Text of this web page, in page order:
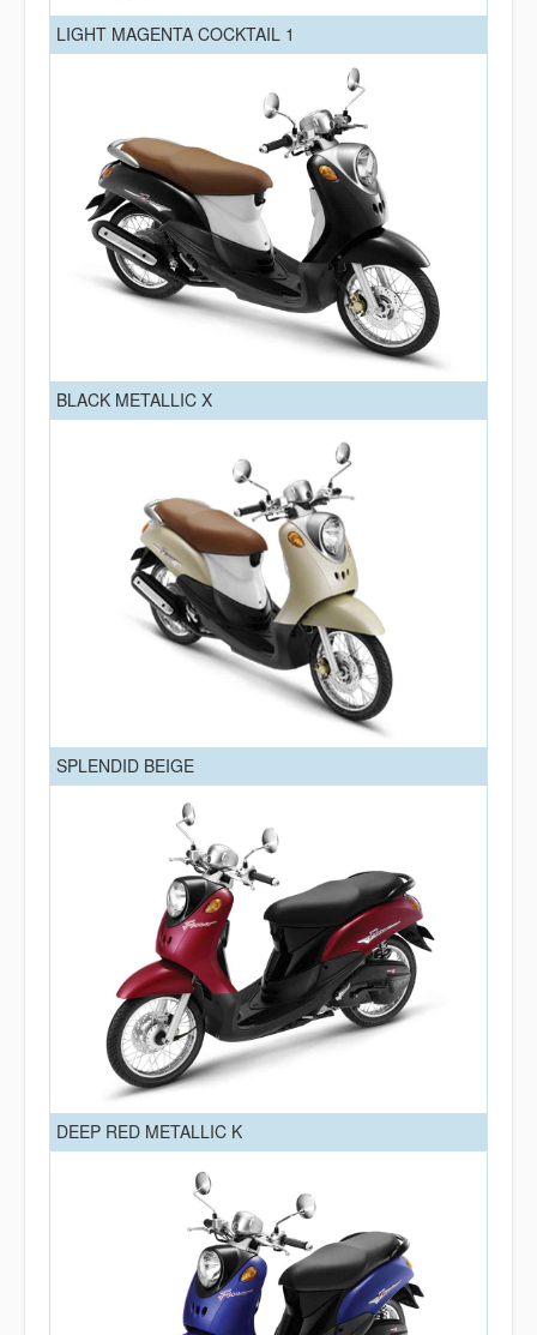
LIGHT MAGENTA COCKTAIL 1
BLACK METALLIC X
SPLENDID BEIGE
DEEP RED METALLIC K